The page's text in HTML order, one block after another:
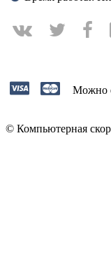
Можно
© Компьютерная